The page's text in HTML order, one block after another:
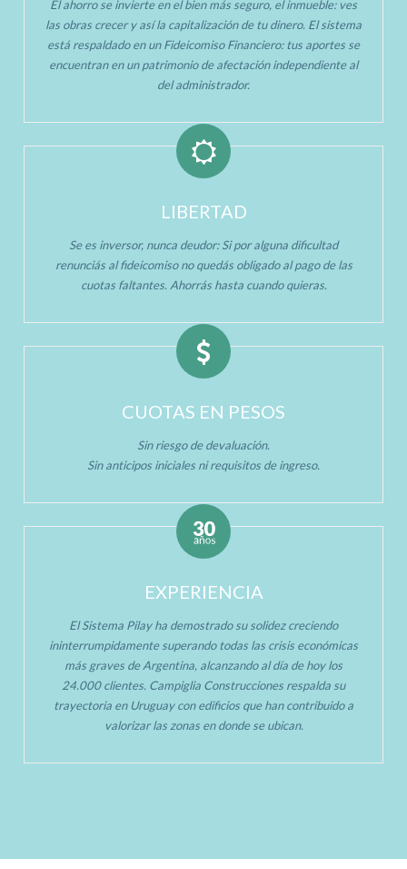
El ahorro se invierte en el bien más seguro, el inmueble: ves
las obras crecer y así la capitalización de tu dinero. El sistema
está respaldado en un Fideicomiso Financiero: tus aportes se
encuentran en un patrimonio de afectación independiente al
del administrador.
LIBERTAD
Se es inversor, nunca deudor: Si por alguna dificultad
renunciás al fideicomiso no quedás obligado al pago de las
cuotas faltantes. Ahorrás hasta cuando quieras.
CUOTAS EN PESOS
Sin riesgo de devaluación.
Sin anticipos iniciales ni requisitos de ingreso.
EXPERIENCIA
El Sistema Pilay ha demostrado su solidez creciendo
ininterrumpidamente superando todas las crisis económicas
más graves de Argentina, alcanzando al día de hoy los
24.000 clientes. Campiglia Construcciones respalda su
trayectoria en Uruguay con edificios que han contribuido a
valorizar las zonas en donde se ubican.